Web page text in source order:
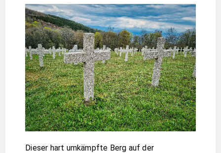
Dieser hart umkämpfte Berg auf der